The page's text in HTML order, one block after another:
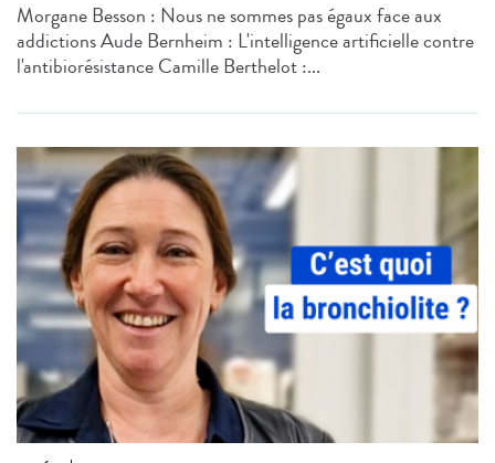
Morgane Besson : Nous ne sommes pas égaux face aux
addictions Aude Bernheim : L'intelligence artificielle contre
l'antibiorésistance Camille Berthelot :...